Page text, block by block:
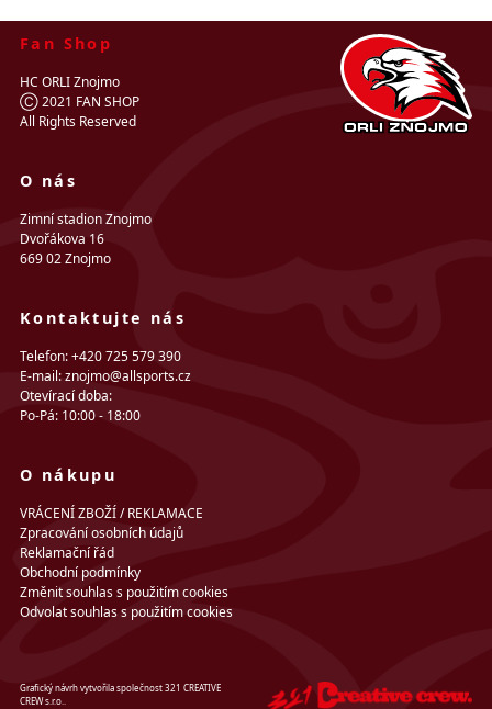
Fan Shop
HC ORLI Znojmo
Ⓒ 2021 FAN SHOP
All Rights Reserved
O nás
Zimní stadion Znojmo
Dvořákova 16
669 02 Znojmo
Kontaktujte nás
Telefon: +420 725 579 390
E-mail: znojmo@allsports.cz
Otevírací doba:
Po-Pá: 10:00 - 18:00
O nákupu
VRÁCENÍ ZBOŽÍ / REKLAMACE
Zpracování osobních údajů
Reklamační řád
Obchodní podmínky
Změnit souhlas s použitím cookies
Odvolat souhlas s použitím cookies
Grafický návrh vytvořila společnost 321 CREATIVE
CREW s.r.o..